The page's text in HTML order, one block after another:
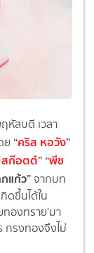
หัสบดี เวลา
ย “คริส หอวัง”
ก๊อตต์” “พีช
แก้ว”จากบท
ดขึ้นได้ใน
ทองทราย’มา
กรงทองจึงไม่